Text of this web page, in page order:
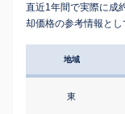
直近1年間で実際に成
却価格の参考情報とし
地域
東